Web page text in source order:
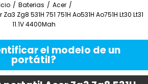
/ Baterias / Acer /
Zg8 531H 751 751H Ao531H Ao751H Lt30 Lt31
11.1V 4400Mah
el modelo de un
portátil?